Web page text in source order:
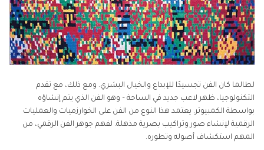
لطالما كان الفن تجسيدًا للإبداع والخيال البشري. ومع ذلك، مع تقدم
التكنولوجيا، ظهر لاعب جديد في الساحة – وهو الفن الذي يتم إنشاؤه
بواسطة الكمبيوتر. يعتمد هذا النوع من الفن على الخوارزميات والعمليات
الرقمية لإنشاء صور وتراكيب بصرية مذهلة. لفهم جوهر الفن الرقمي، من
المهم استكشاف أصوله وتطوره.